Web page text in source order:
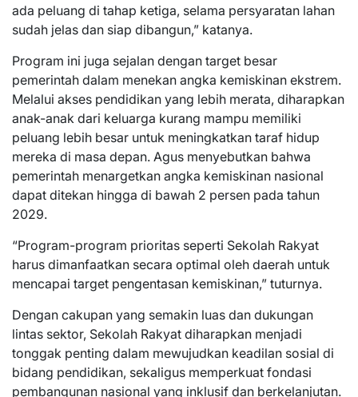
ada peluang di tahap ketiga, selama persyaratan lahan
sudah jelas dan siap dibangun,” katanya.
Program ini juga sejalan dengan target besar
pemerintah dalam menekan angka kemiskinan ekstrem.
Melalui akses pendidikan yang lebih merata, diharapkan
anak-anak dari keluarga kurang mampu memiliki
peluang lebih besar untuk meningkatkan taraf hidup
mereka di masa depan. Agus menyebutkan bahwa
pemerintah menargetkan angka kemiskinan nasional
dapat ditekan hingga di bawah 2 persen pada tahun
2029.
“Program-program prioritas seperti Sekolah Rakyat
harus dimanfaatkan secara optimal oleh daerah untuk
mencapai target pengentasan kemiskinan,” tuturnya.
Dengan cakupan yang semakin luas dan dukungan
lintas sektor, Sekolah Rakyat diharapkan menjadi
tonggak penting dalam mewujudkan keadilan sosial di
bidang pendidikan, sekaligus memperkuat fondasi
pembangunan nasional yang inklusif dan berkelanjutan.